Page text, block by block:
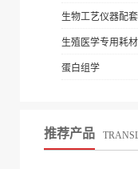
生物工艺仪器配
生殖医学专用耗材
蛋白组学
推荐产品